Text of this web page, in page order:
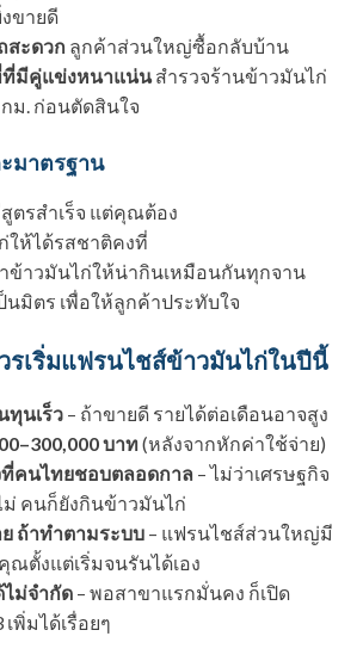
งขายดี
สะดวก ลูกค้าส่วนใหญ่ซื้อกลับบ้าน
ที่มีคู่แข่งหนาแน่นสำรวจร้านข้าวมันไก่
ม. ก่อนตัดสินใจ
มาตรฐาน
ตรสำเร็จ แต่คุณต้อง
ให้ได้รสชาติคงที่
ข้าวมันไก่ให้น่ากินเหมือนกันทุกจาน
นมิตร เพื่อให้ลูกค้าประทับใจ
รเริ่มแฟรนไชส์ข้าวมันไก่ในปีนี้
ทุนเร็ว – ถ้าขายดี รายได้ต่อเดือนอาจสูง
บาท(หลังจากหักค่าใช้จ่าย)
ที่คนไทยชอบตลอดกาล – ไม่ว่าเศรษฐกิจ
ม่ คนก็ยังกินข้าวมันไก่
ถ้าทำตามระบบ – แฟรนไชส์ส่วนใหญ่มี
ณตั้งแต่เริ่มจนรันได้เอง
ไม่จำกัด – พอสาขาแรกมั่นคง ก็เปิด
เพิ่มได้เรื่อยๆ